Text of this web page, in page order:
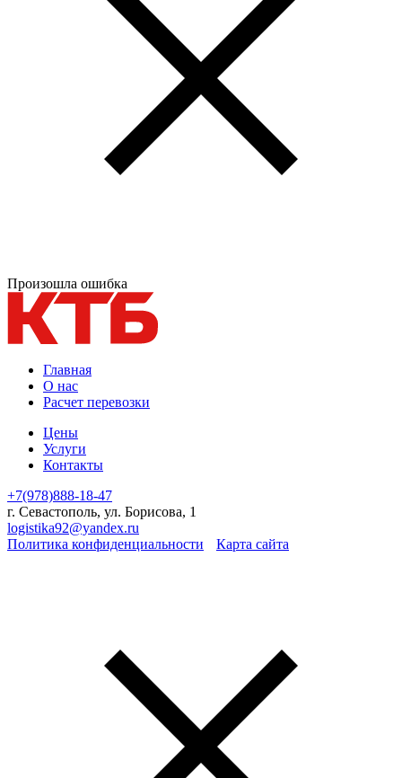
Произошла ошибка
Главная
О нас
Расчет перевозки
Цены
Услуги
Контакты
+7(978)888-18-47
г. Севастополь, ул. Борисова, 1
logistika92@yandex.ru
Политика конфиденциальности
Карта сайта